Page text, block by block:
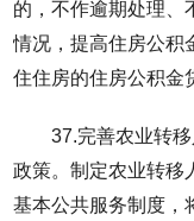
的，不作逾期处理、
情况，提高住房公积
住住房的住房公积金
37.完善农业转
政策。制定农业转移
基本公共服务制度，